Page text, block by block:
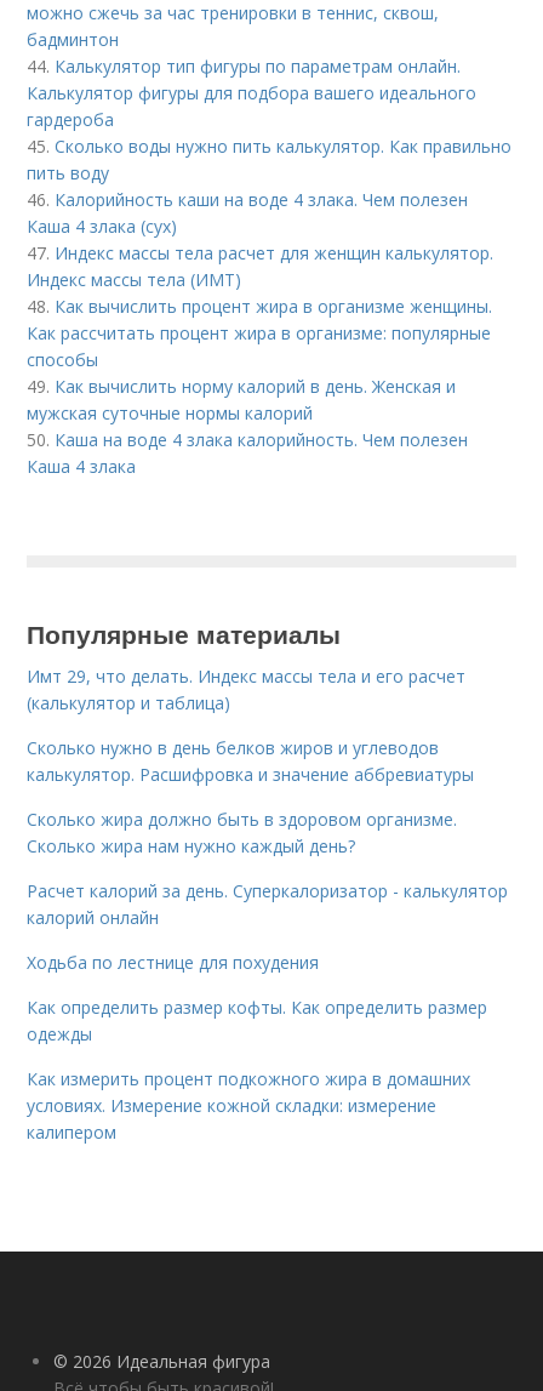
можно сжечь за час тренировки в теннис, сквош,
бадминтон
44. Калькулятор тип фигуры по параметрам онлайн.
Калькулятор фигуры для подбора вашего идеального
гардероба
45.Сколько воды нужно пить калькулятор. Как правильно
пить воду
46. Калорийность каши на воде 4 злака. Чем полезен
Каша 4 злака (сух)
47. Индекс массы тела расчет для женщин калькулятор.
Индекс массы тела (ИМТ)
48. Как вычислить процент жира в организме женщины.
Как рассчитать процент жира в организме: популярные
способы
49. Как вычислить норму калорий в день. Женская и
мужская суточные нормы калорий
50. Каша на воде 4 злака калорийность. Чем полезен
Каша 4 злака
Популярные материалы
Имт 29, что делать. Индекс массы тела и его расчет
(калькулятор и таблица)
Сколько нужно в день белков жиров и углеводов
калькулятор. Расшифровка и значение аббревиатуры
Сколько жира должно быть в здоровом организме.
Сколько жира нам нужно каждый день?
Расчет калорий за день. Суперкалоризатор - калькулятор
калорий онлайн
Ходьба по лестнице для похудения
Как определить размер кофты. Как определить размер
одежды
Как измерить процент подкожного жира в домашних
условиях. Измерение кожной складки: измерение
калипером
© 2026 Идеальная фигура